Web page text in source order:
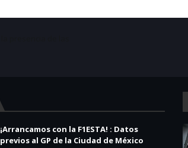
¡Arrancamos con la F1ESTA! : Datos
previos al GP de la Ciudad de México